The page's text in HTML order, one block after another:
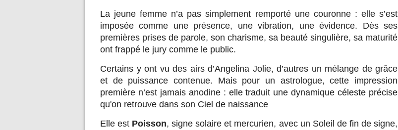
La jeune femme n’a pas simplement remporté une couronne : elle s’est
imposée comme une présence, une vibration, une évidence. Dès ses
premières prises de parole, son charisme, sa beauté singulière, sa maturité
ont frappé le jury comme le public.
Certains y ont vu des airs d’Angelina Jolie, d’autres un mélange de grâce
et de puissance contenue. Mais pour un astrologue, cette impression
première n’est jamais anodine : elle traduit une dynamique céleste précise
qu'on retrouve dans son Ciel de naissance
Elle est Poisson, signe solaire et mercurien, avec un Soleil de fin de signe,